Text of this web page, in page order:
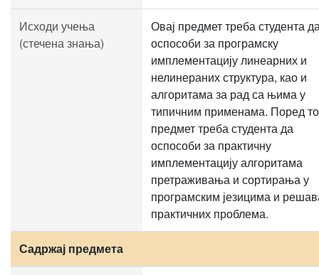
Исходи учења
(стечена знања)
Овај предмет треба студента
оспособи за програмску
имплементацију линеарних и
нелинераних структура, као и
алгоритама за рад са њима у
типичним применама. Поред
предмет треба студента да
оспособи за практичну
имплементацију алгоритама
претраживања и сортирања у
програмским језицима и
практичних проблема.
Садржај предмета